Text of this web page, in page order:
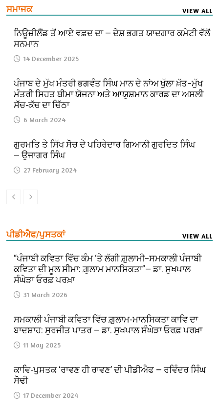
ਸਮਾਜਕ VIEW ALL
ਨਿਊਜ਼ੀਲੈਂਡ ਤੋਂ ਆਏ ਵਫ਼ਦ ਦਾ — ਦੇਸ਼ ਭਗਤ ਯਾਦਗਾਰ ਕਮੇਟੀ ਵੱਲੋਂ
ਸਨਮਾਨ
14 December 2025
ਪੰਜਾਬ ਦੇ ਮੁੱਖ ਮੰਤਰੀ ਭਗਵੰਤ ਸਿੰਘ ਮਾਨ ਦੇ ਨਾਂਅ ਖੁੱਲਾ ਖ਼ੱਤ–ਮੁੱਖ
ਮੰਤਰੀ ਸਿਹਤ ਬੀਮਾ ਯੋਜਨਾ ਅਤੇ ਆਯੁਸ਼ਮਾਨ ਕਾਰਡ ਦਾ ਅਸਲੀ
ਸੱਚ-ਕੱਚ ਦਾ ਚਿੱਠਾ
6 March 2024
ਗੁਰਮਤਿ ਤੇ ਸਿੱਖ ਸੋਚ ਦੇ ਪਹਿਰੇਦਾਰ ਗਿਆਨੀ ਗੁਰਦਿਤ ਸਿੰਘ
— ਉਜਾਗਰ ਸਿੰਘ
27 February 2024
ਪੀਡੀਐਫ/ਪੁਸਤਕਾਂ VIEW ALL
“ਪੰਜਾਬੀ ਕਵਿਤਾ ਵਿੱਚ ਕੰਮ ‘ਤੇ ਲੱਗੀ ਗ਼ੁਲਾਮੀ–ਸਮਕਾਲੀ ਪੰਜਾਬੀ
ਕਵਿਤਾ ਦੀ ਮੂਲ ਸੀਮਾ: ਗ਼ੁਲਾਮ ਮਾਨਸਿਕਤਾ”— ਡਾ. ਸੁਖਪਾਲ
ਸੰਘੇੜਾ ਓਰਫ਼ ਪਰਖ਼ਾ
31 March 2026
ਸਮਕਾਲੀ ਪੰਜਾਬੀ ਕਵਿਤਾ ਵਿੱਚ ਗ਼ੁਲਾਮ-ਮਾਨਸਿਕਤਾ ਕਾਵਿ ਦਾ
ਬਾਦਸ਼ਾਹ: ਸੁਰਜੀਤ ਪਾਤਰ — ਡਾ. ਸੁਖਪਾਲ ਸੰਘੇੜਾ ਓਰਫ਼ ਪਰਖ਼ਾ
11 May 2025
ਕਾਵਿ-ਪੁਸਤਕ ‘ਰਾਵਣ ਹੀ ਰਾਵਣ’ ਦੀ ਪੀਡੀਐਫ — ਰਵਿੰਦਰ ਸਿੰਘ
ਸੋਢੀ
17 December 2024